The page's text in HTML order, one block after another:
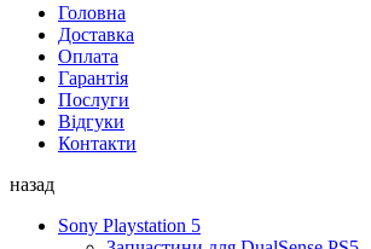
Головна
Доставка
Оплата
Гарантія
Послуги
Відгуки
Контакти
назад
Sony Playstation 5